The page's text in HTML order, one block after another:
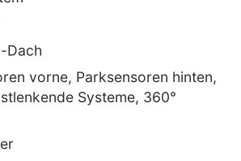
Dach
vorne, Parksensoren hinten,
Systeme, 360°